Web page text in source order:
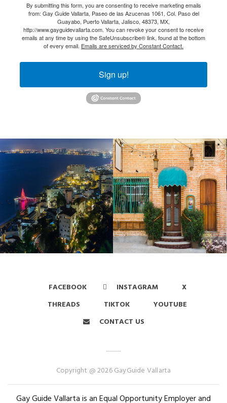
By submitting this form, you are consenting to receive marketing emails
from: Gay Guide Vallarta, Paseo de las Azucenas 1061, Col. Paso del
Guayabo, Puerto Vallarta, Jalisco, 48373, MX,
http://www.gayguidevallarta.com. You can revoke your consent to receive
emails at any time by using the SafeUnsubscribe® link, found at the bottom
of every email. Emails are serviced by Constant Contact.
Sign up!
FACEBOOK INSTAGRAM
X
THREADS
TIKTOK
YOUTUBE
CONTACT US
Copyright @ 2026 GayGuide Vallarta
Gay Guide Vallarta is an Equal Opportunity Employer and